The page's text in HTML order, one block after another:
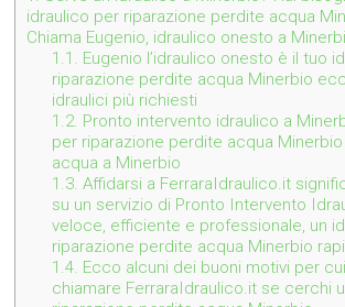
idraulico per riparazione perdite acqua
Chiama Eugenio, idraulico onesto a
1.1. Eugenio l’idraulico onesto è il tuo
riparazione perdite acqua Minerbio
idraulici più richiesti
1.2. Pronto intervento idraulico a
per riparazione perdite acqua
acqua a Minerbio
1.3. Affidarsi a FerraraIdraulico.it
su un servizio di Pronto Intervento
veloce, efficiente e professionale, un
riparazione perdite acqua Minerbio
1.4. Ecco alcuni dei buoni motivi per
chiamare FerraraIdraulico.it se cerchi